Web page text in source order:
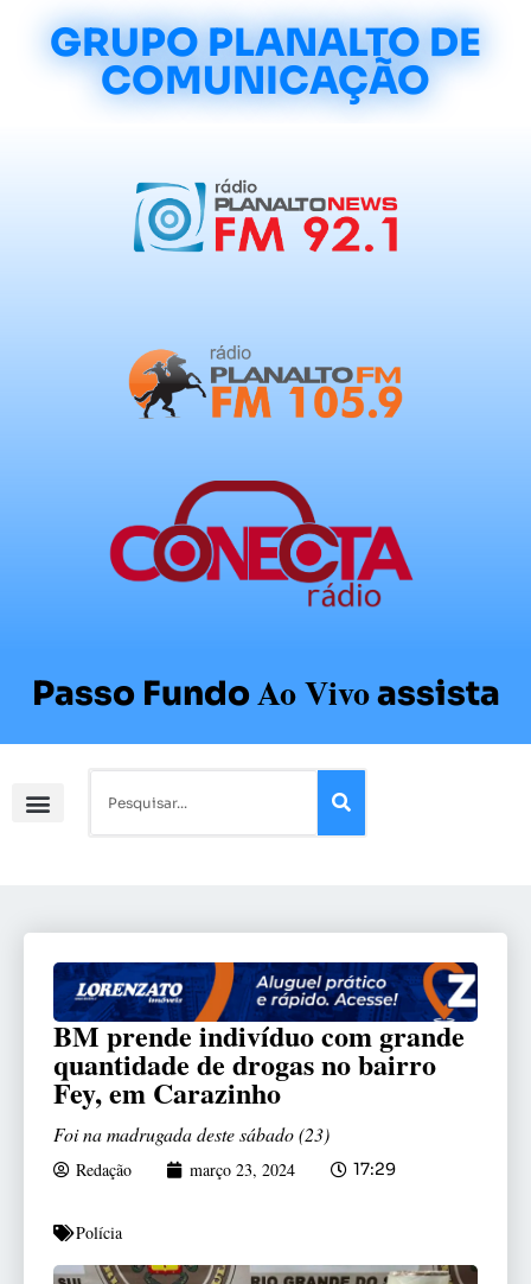
GRUPO PLANALTO DE
COMUNICAÇÃO
Passo FundoAo Vivoassista
BM prende indivíduo com grande
quantidade de drogas no bairro
Fey, em Carazinho
Foi na madrugada deste sábado (23)
Redação março 23, 2024 17:29
Polícia